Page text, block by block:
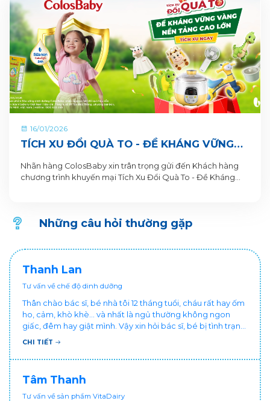
16/01/2026
TÍCH XU ĐỔI QUÀ TO - ĐỀ KHÁNG VỮNG
PHA SẴN COLOSBABY
Nhãn hàng ColosBaby xin trân trọng gửi đến Khách hàng
chương trình khuyến mại Tích Xu Đổi Quà To - Đề Kháng
Những câu hỏi thường gặp
Thanh Lan
Tư vấn về chế độ dinh dưỡng
Thân chào bác sĩ, bé nhà tôi 12 tháng tuổi, cháu rất hay ốm
ho, cảm, khò khè... và nhất là ngủ thường không ngon
giấc, đêm hay giật mình. Vậy xin hỏi bác sĩ, bé bị tình trạng
vậy nên làm sao để con khỏe mạnh và ngủ ngon giấc hơn
chăm cháu hay ốm ạ?. Cảm ơn bác sĩ.
CHI TIẾT
Tâm Thanh
Tư vấn về sản phẩm VitaDairy